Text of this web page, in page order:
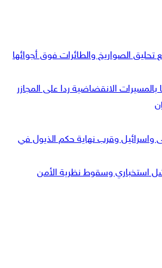
الصواريخ والطائرات فوق أجوائها
بالمسيرات الانقضاضية ردا على المجازر
وقرب نهاية حكم الذيول في
استخباري وسقوط نظرية الأمن